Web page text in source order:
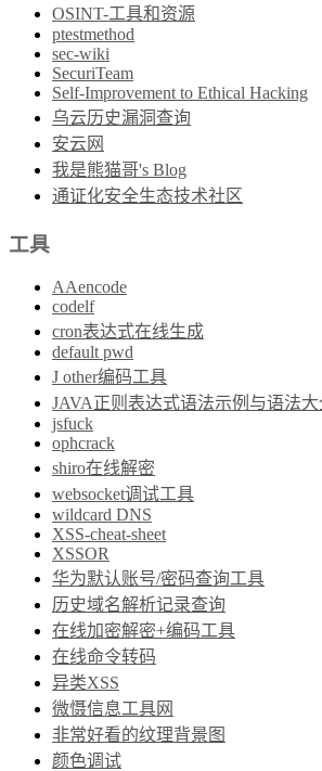
OSINT-工具和资源
ptestmethod
sec-wiki
SecuriTeam
Self-Improvement to Ethical Hacking
乌云历史漏洞查询
安云网
我是熊猫哥's Blog
通证化安全生态技术社区
工具
AAencode
codelf
cron表达式在线生成
default pwd
J other编码工具
JAVA正则表达式语法示例与语法大
jsfuck
ophcrack
shiro在线解密
websocket调试工具
wildcard DNS
XSS-cheat-sheet
XSSOR
华为默认账号/密码查询工具
历史域名解析记录查询
在线加密解密+编码工具
在线命令转码
异类XSS
微慑信息工具网
非常好看的纹理背景图
颜色调试